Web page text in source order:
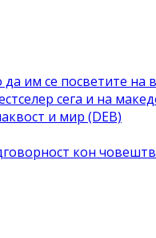
им се посветите на
сега и на
и мир (DEB)
кон